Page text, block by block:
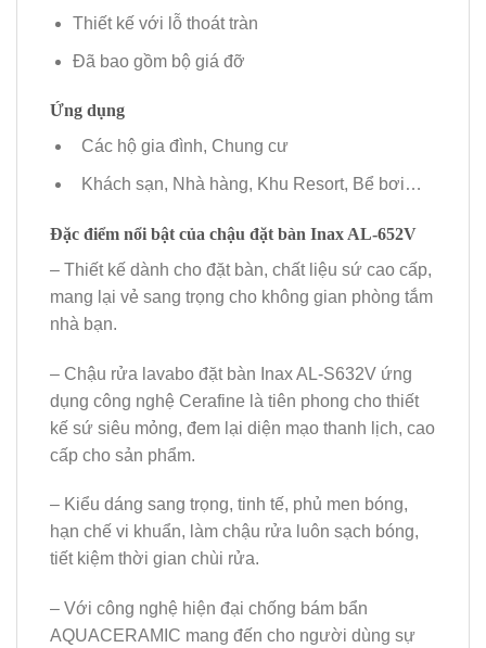
Thiết kế với lỗ thoát tràn
Đã bao gồm bộ giá đỡ
Ứng dụng
Các hộ gia đình, Chung cư
Khách sạn, Nhà hàng, Khu Resort, Bể bơi…
Đặc điểm nổi bật của chậu đặt bàn Inax AL-652V
– Thiết kế dành cho đặt bàn, chất liệu sứ cao cấp,
mang lại vẻ sang trọng cho không gian phòng tắm
nhà bạn.
– Chậu rửa lavabo đặt bàn Inax AL-S632V ứng
dụng công nghệ Cerafine là tiên phong cho thiết
kế sứ siêu mỏng, đem lại diện mạo thanh lịch, cao
cấp cho sản phẩm.
– Kiểu dáng sang trọng, tinh tế, phủ men bóng,
hạn chế vi khuẩn, làm chậu rửa luôn sạch bóng,
tiết kiệm thời gian chùi rửa.
– Với công nghệ hiện đại chống bám bẩn
AQUACERAMIC mang đến cho người dùng sự